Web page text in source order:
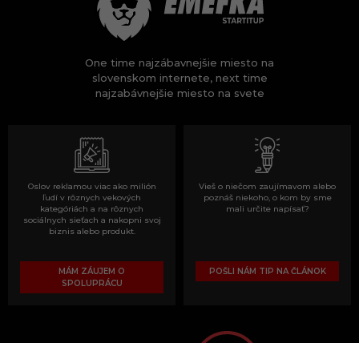
One time najzábavnejšie miesto na
slovenskom internete, next time
najzabávnejšie miesto na svete
Oslov reklamou viac ako milión
ľudí v rôznych vekových
kategóriách a na rôznych
sociálnych sieťach a nakopni svoj
biznis alebo produkt.
MÁM ZÁUJEM O
SPOLUPRÁCU
Vieš o niečom zaujímavom alebo
poznáš niekoho, o kom by sme
mali určite napísať?
POŠLI NÁM TIP NA ČLÁNOK